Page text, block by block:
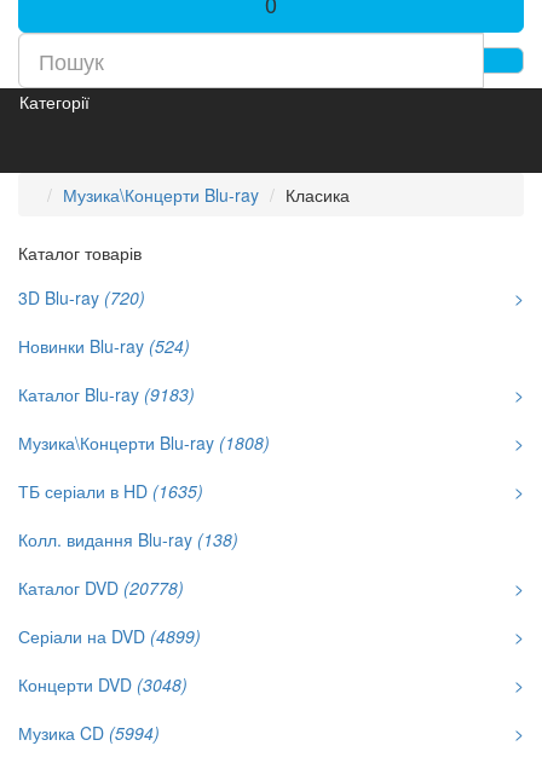
Категорії
Музика\Концерти Blu-ray Класика
Каталог товарів
3D Blu-ray (720)
>
Новинки Blu-ray (524)
Каталог Blu-ray (9183)
>
Музика\Концерти Blu-ray (1808)
>
ТБ серіали в HD (1635)
>
Колл. видання Blu-ray (138)
Каталог DVD (20778)
>
Серіали на DVD (4899)
>
Концерти DVD (3048)
>
Музика CD (5994)
>